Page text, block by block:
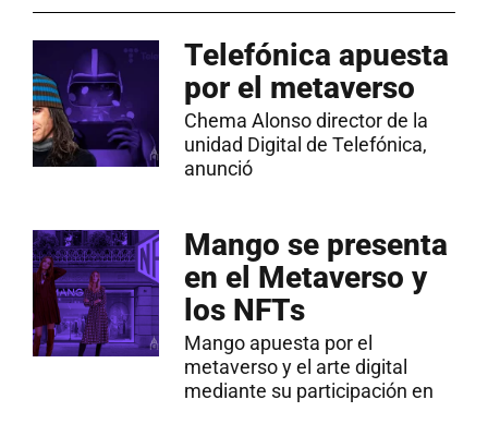
Telefónica apuesta
por el metaverso
Chema Alonso director de la
unidad Digital de Telefónica,
anunció
Mango se presenta
en el Metaverso y
los NFTs
Mango apuesta por el
metaverso y el arte digital
mediante su participación en